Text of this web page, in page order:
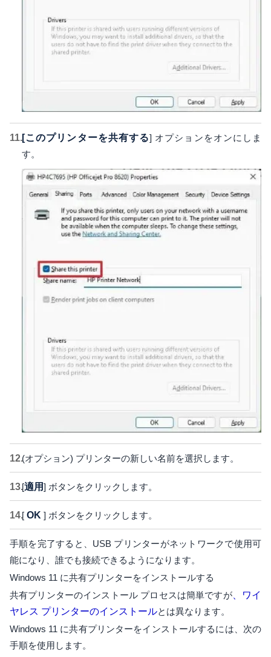
[このプリンターを共有する] オプションをオンにしま
す。
(オプション) プリンターの新しい名前を選択します。
[適用] ボタンをクリックします。
[ OK ] ボタンをクリックします。
手順を完了すると、USB プリンターがネットワークで使用可
能になり、誰でも接続できるようになります。
Windows 11 に共有プリンターをインストールする
共有プリンターのインストール プロセスは簡単ですが、ワイ
ヤレス プリンターのインストールとは異なります。
Windows 11 に共有プリンターをインストールするには、次の
手順を使用します。